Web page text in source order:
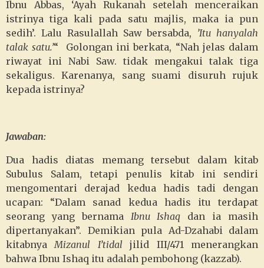
Ibnu Abbas, ‘Ayah Rukanah setelah menceraikan
istrinya tiga kali pada satu majlis, maka ia pun
sedih’. Lalu Rasulallah Saw bersabda, ’Itu hanyalah
talak satu.’“ Golongan ini berkata, “Nah jelas dalam
riwayat ini Nabi Saw. tidak mengakui talak tiga
sekaligus. Karenanya, sang suami disuruh rujuk
kepada istrinya?
Jawaban:
Dua hadis diatas memang tersebut dalam kitab
Subulus Salam, tetapi penulis kitab ini sendiri
mengomentari derajad kedua hadis tadi dengan
ucapan: “Dalam sanad kedua hadis itu terdapat
seorang yang bernama Ibnu Ishaq dan ia masih
dipertanyakan”. Demikian pula Ad-Dzahabi dalam
kitabnyaMizanul I’tidal jilid III/471 menerangkan
bahwa Ibnu Ishaq itu adalah pembohong (kazzab).